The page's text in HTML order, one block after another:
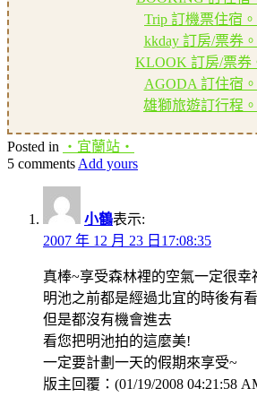
Trip 訂機票住宿。
kkday 訂房/票券。
KLOOK 訂房/票券
AGODA 訂住宿。
雄獅旅遊訂行程。
Posted in
‧宜蘭站‧
5 comments Add yours
小鶴表示:
2007 年 12 月 23 日17:08:35
真棒~享受森林裡的空氣一定很幸
明池之前都是經過北宜的時後有
但是都沒有機會進去
看您把明池拍的這麼美!
一定要計劃一天的假期來享受~
版主回覆：(01/19/2008 04:21:58